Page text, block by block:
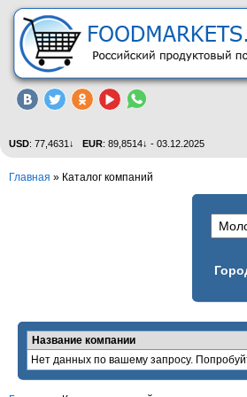
USD: 77,4631↓ EUR: 89,8514↓ - 03.12.2025
Главная » Каталог компаний
Название компании
Нет данных по вашему запросу.